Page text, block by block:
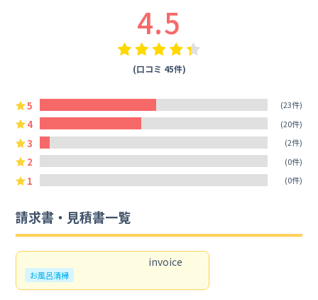
4.5
(口コミ 45件)
5 (23件)
4 (20件)
3 (2件)
2 (0件)
1 (0件)
請求書・見積書一覧
お風呂清掃